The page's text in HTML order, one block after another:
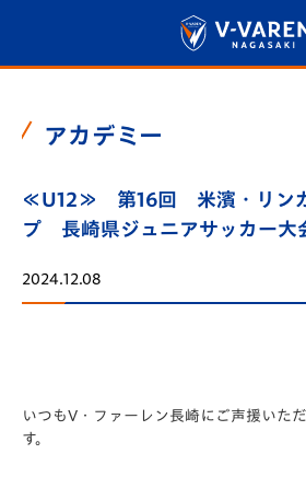
アカデミー
≪U12≫ 第16回 米濱・リンガ
プ 長崎県ジュニアサッカー
2024.12.08
いつもV・ファーレン長崎にご声援いた
す。